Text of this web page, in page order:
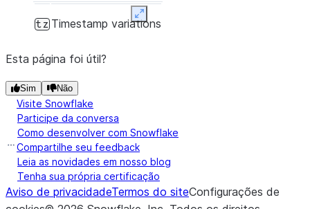
tz Timestamp variations
Expand
Esta página foi útil?
Sim Não
Visite Snowflake
Participe da conversa
Como desenvolver com Snowflake
Compartilhe seu feedback
Leia as novidades em nosso blog
Tenha sua própria certificação
Aviso de privacidadeTermos do siteConfigurações de